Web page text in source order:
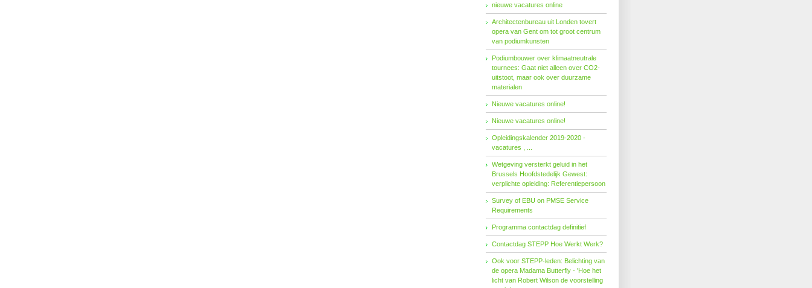
nieuwe vacatures online
Architectenbureau uit Londen tovert
opera van Gent om tot groot centrum
van podiumkunsten
Podiumbouwer over klimaatneutrale
tournees: Gaat niet alleen over CO2-
uitstoot, maar ook over duurzame
materialen
Nieuwe vacatures online!
Nieuwe vacatures online!
Opleidingskalender 2019-2020 -
vacatures , ...
Wetgeving versterkt geluid in het
Brussels Hoofdstedelijk Gewest:
verplichte opleiding: Referentiepersoon
Survey of EBU on PMSE Service
Requirements
Programma contactdag definitief
Contactdag STEPP Hoe Werkt Werk?
Ook voor STEPP-leden: Belichting van
de opera Madama Butterfly - 'Hoe het
licht van Robert Wilson de voorstelling